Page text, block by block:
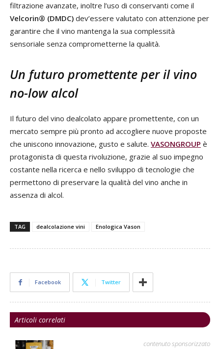
filtrazione avanzate, inoltre l’uso di conservanti come il
Velcorin® (DMDC) dev’essere valutato con attenzione per
garantire che il vino mantenga la sua complessità
sensoriale senza comprometterne la qualità.
Un futuro promettente per il vino
no-low alcol
Il futuro del vino dealcolato appare promettente, con un
mercato sempre più pronto ad accogliere nuove proposte
che uniscono innovazione, gusto e salute. VASONGROUP è
protagonista di questa rivoluzione, grazie al suo impegno
costante nella ricerca e nello sviluppo di tecnologie che
permettono di preservare la qualità del vino anche in
assenza di alcol.
TAG dealcolazione vini Enologica Vason
Facebook Twitter
Articoli correlati
contenuto sponsorizzato